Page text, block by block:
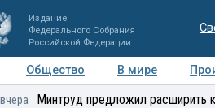
Издание
Федерального Собрания
Российской Федерации
Общество В мире
Мнения Регионы
вчера Минтруд предложил расширить